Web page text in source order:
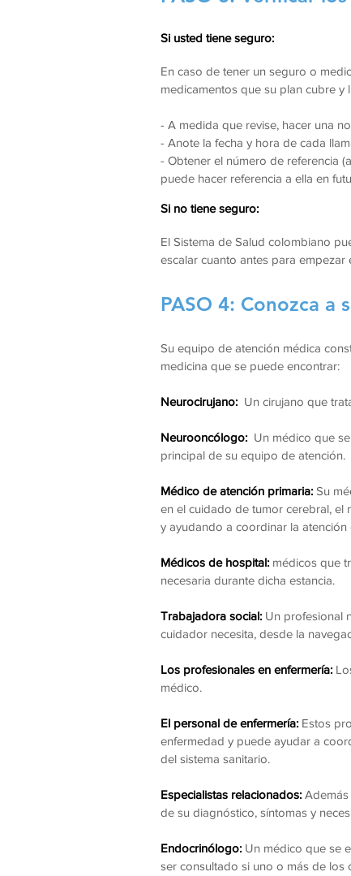
Si usted tiene seguro:
En caso de tener un seguro o
medicamentos que su plan cubre y
- A medida que revise, hacer una
- Anote la fecha y hora de cada
- Obtener el número de referencia
puede hacer referencia a ella en
Si no tiene seguro:
El Sistema de Salud colombiano
escalar cuanto antes para empezar
PASO 4: Conozca a
Su equipo de atención médica
medicina que se puede encontrar:
Neurocirujano: Un cirujano que
Neurooncólogo: Un médico que
principal de su equipo de atención.
Médico de atención primaria: Su
en el cuidado de tumor cerebral, el
y ayudando a coordinar la atención
Médicos de hospital: médicos que
necesaria durante dicha estancia.
Trabajadora social: Un profesional
cuidador necesita, desde la
Los profesionales en enfermería:
médico.
El personal de enfermería: Estos
enfermedad y puede ayudar a
del sistema sanitario.
Especialistas relacionados:
de su diagnóstico, síntomas y
Endocrinólogo: Un médico que se
ser consultado si uno o más de los